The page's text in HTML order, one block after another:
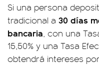
Si una persona
tradicional a 30 días
bancaria, con una
15,50% y una Tasa
obtendrá intereses por